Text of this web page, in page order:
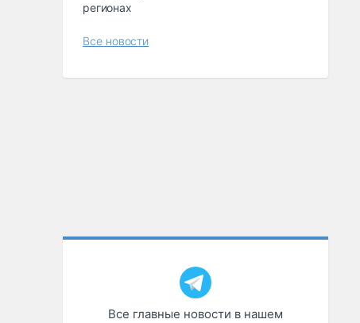
регионах
Все новости
Все главные новости в нашем